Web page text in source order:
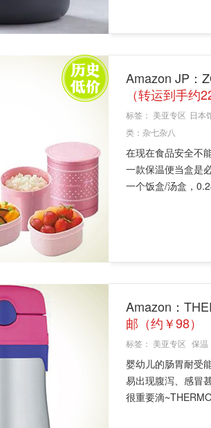
Amazon JP：
（转运到手约
标签： 美亚专区 日本
类： 杂七杂八
在现在食品安全不
一款保温便当盒是
一个饭盒/汤盒，
Amazon：
邮（约￥98）
标签： 美亚专区 保温
婴幼儿的肠胃耐受
易出现腹泻、感冒
很重要滴